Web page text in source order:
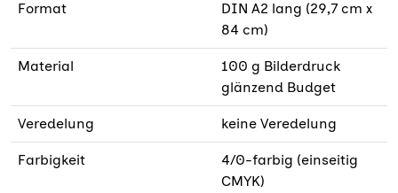
Format
DIN A2 lang (29,7 cm x
84 cm)
Material
100 g Bilderdruck
glänzend Budget
Veredelung keine Veredelung
Farbigkeit
4/0-farbig (einseitig
CMYK)